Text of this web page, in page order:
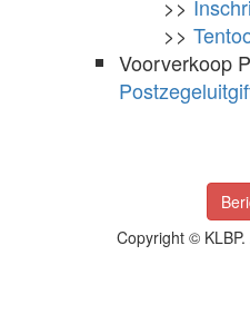
>>
>>
Voorverkoop
Copyright ©